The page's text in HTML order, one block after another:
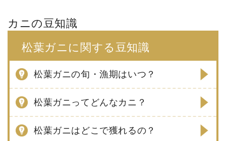
カニの豆知識
松葉ガニに関する豆知識
松葉ガニの旬・漁期はいつ？
松葉ガニってどんなカニ？
松葉ガニはどこで獲れるの？